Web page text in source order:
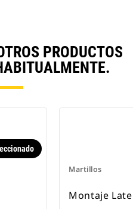
PRODUCTOS
Martillos
Montaje